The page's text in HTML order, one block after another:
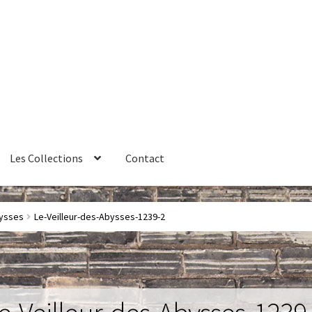
Les Collections Contact
de venteContactCouteauxCréations sur commande
HuîtreLa philosophieLampe à poserLes Collections
1 – Les Machines Fondatrices
Le-Veilleur-des-Abysses-1239-2